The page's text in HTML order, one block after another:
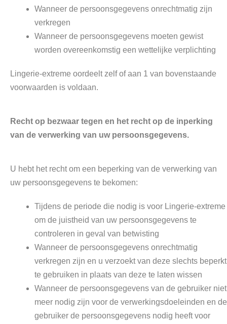
Wanneer de persoonsgegevens onrechtmatig zijn
verkregen
Wanneer de persoonsgegevens moeten gewist
worden overeenkomstig een wettelijke verplichting
Lingerie-extreme oordeelt zelf of aan 1 van bovenstaande
voorwaarden is voldaan.
Recht op bezwaar tegen en het recht op de inperking
van de verwerking van uw persoonsgegevens.
U hebt het recht om een beperking van de verwerking van
uw persoonsgegevens te bekomen:
Tijdens de periode die nodig is voor Lingerie-extreme
om de juistheid van uw persoonsgegevens te
controleren in geval van betwisting
Wanneer de persoonsgegevens onrechtmatig
verkregen zijn en u verzoekt van deze slechts beperkt
te gebruiken in plaats van deze te laten wissen
Wanneer de persoonsgegevens van de gebruiker niet
meer nodig zijn voor de verwerkingsdoeleinden en de
gebruiker de persoonsgegevens nodig heeft voor